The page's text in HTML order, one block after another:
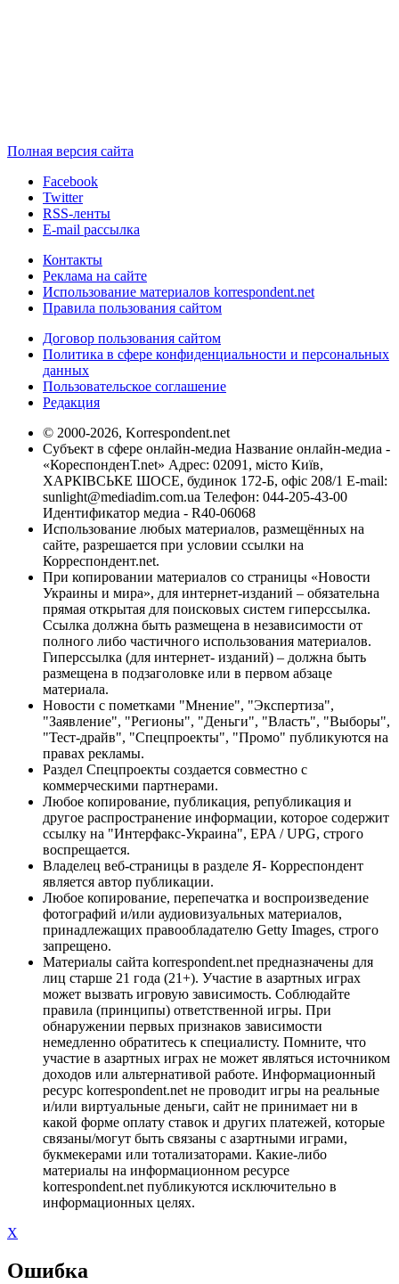
Полная версия сайта
Facebook
Twitter
RSS-ленты
E-mail рассылка
Контакты
Реклама на сайте
Использование материалов korrespondent.net
Правила пользования сайтом
Договор пользования сайтом
Политика в сфере конфиденциальности и персональных
данных
Пользовательское соглашение
Редакция
© 2000-2026, Korrespondent.net
Субъект в сфере онлайн-медиа Название онлайн-медиа -
«КореспонденТ.net» Адрес: 02091, місто Київ,
ХАРКІВСЬКЕ ШОСЕ, будинок 172-Б, офіс 208/1 E-mail:
sunlight@mediadim.com.ua Телефон: 044-205-43-00
Идентификатор медиа - R40-06068
Использование любых материалов, размещённых на
сайте, разрешается при условии ссылки на
Корреспондент.net.
При копировании материалов со страницы «Новости
Украины и мира», для интернет-изданий – обязательна
прямая открытая для поисковых систем гиперссылка.
Ссылка должна быть размещена в независимости от
полного либо частичного использования материалов.
Гиперссылка (для интернет- изданий) – должна быть
размещена в подзаголовке или в первом абзаце
материала.
Новости с пометками "Мнение", "Экспертиза",
"Заявление", "Регионы", "Деньги", "Власть", "Выборы",
"Тест-драйв", "Спецпроекты", "Промо" публикуются на
правах рекламы.
Раздел Спецпроекты создается совместно с
коммерческими партнерами.
Любое копирование, публикация, републикация и
другое распространение информации, которое содержит
ссылку на "Интерфакс-Украина", EPA / UPG, строго
воспрещается.
Владелец веб-страницы в разделе Я- Корреспондент
является автор публикации.
Любое копирование, перепечатка и воспроизведение
фотографий и/или аудиовизуальных материалов,
принадлежащих правообладателю Getty Images, строго
запрещено.
Материалы сайта korrespondent.net предназначены для
лиц старше 21 года (21+). Участие в азартных играх
может вызвать игровую зависимость. Соблюдайте
правила (принципы) ответственной игры. При
обнаружении первых признаков зависимости
немедленно обратитесь к специалисту. Помните, что
участие в азартных играх не может являться источником
доходов или альтернативой работе. Информационный
ресурс korrespondent.net не проводит игры на реальные
и/или виртуальные деньги, сайт не принимает ни в
какой форме оплату ставок и других платежей, которые
связаны/могут быть связаны с азартными играми,
букмекерами или тотализаторами. Какие-либо
материалы на информационном ресурсе
korrespondent.net публикуются исключительно в
информационных целях.
X
Ошибка